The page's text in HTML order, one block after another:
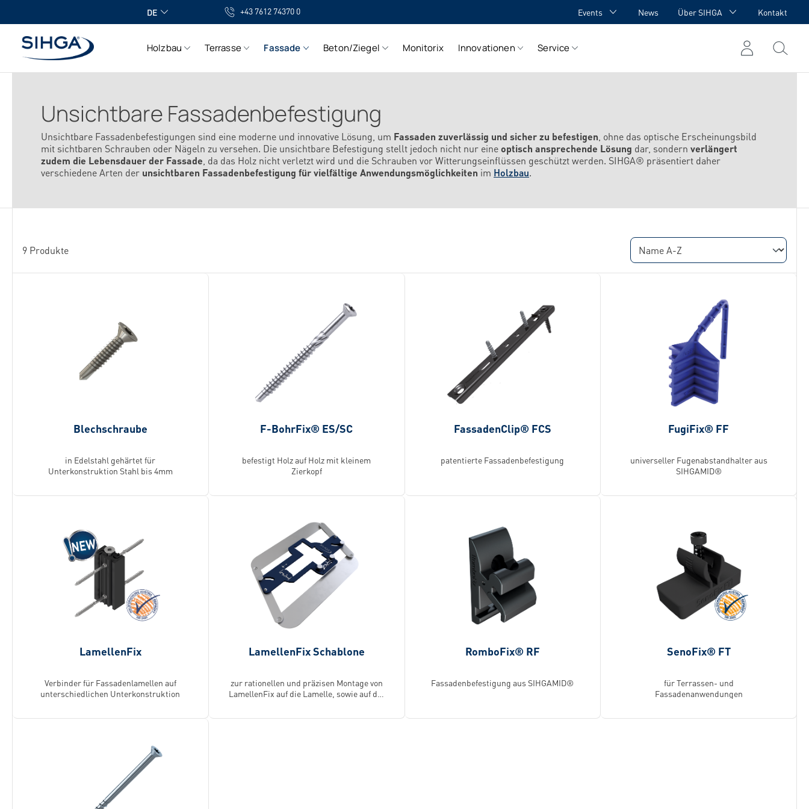
Zur Hauptnavigation springen
DE +43 7612 74370 0
Events
SIHGA meets YOU
News
Über SIHGA
Team
Kontakt
Holzbau Terrasse Fassade Beton/Ziegel Monitorix Innovationen Service
Unsichtbare Fassadenbefestigung
Unsichtbare Fassadenbefestigungen sind eine moderne und innovative Lösung, um Fassaden zuverlässig und sicher zu befestigen , ohne das optische Erscheinungsbild
mit sichtbaren Schrauben oder Nägeln zu versehen. Die unsichtbare Befestigung stellt jedoch nicht nur eine optisch ansprechende Lösung dar, sondern verlängert
zudem die Lebensdauer der Fassade , da das Holz nicht verletzt wird und die Schrauben vor Witterungseinflüssen geschützt werden. SIHGA® präsentiert daher
verschiedene Arten der unsichtbaren Fassadenbefestigung für vielfältige Anwendungsmöglichkeiten im Holzbau.
9 Produkte
Blechschraube
in Edelstahl gehärtet für
Unterkonstruktion Stahl bis 4mm
F-BohrFix® ES/SC
befestigt Holz auf Holz mit kleinem
Zierkopf
FassadenClip® FCS
patentierte Fassadenbefestigung
FugiFix® FF
universeller Fugenabstandhalter aus
SIHGAMID®
LamellenFix
Verbinder für Fassadenlamellen auf
unterschiedlichen Unterkonstruktion
LamellenFix Schablone
zur rationellen und präzisen Montage von
LamellenFix auf die Lamelle, sowie auf die
RomboFix® RF
Fassadenbefestigung aus SIHGAMID®
SenoFix® FT
für Terrassen- und
Fassadenanwendungen